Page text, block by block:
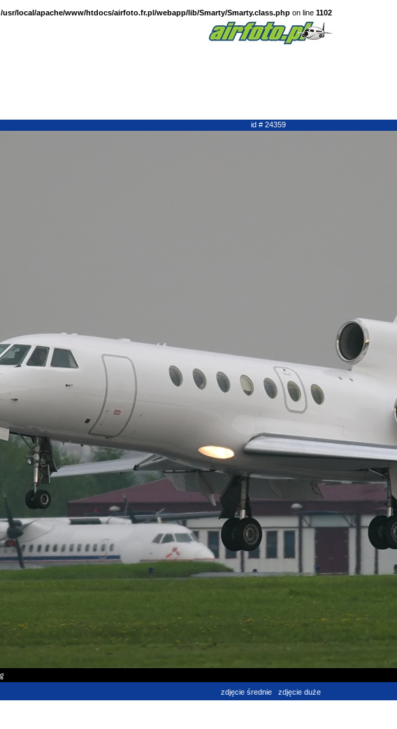
/usr/local/apache/www/htdocs/airfoto.fr.pl/webapp/lib/Smarty/Smarty.class.php on line 1102
id # 24359
zdjęcie średnie zdjęcie duże